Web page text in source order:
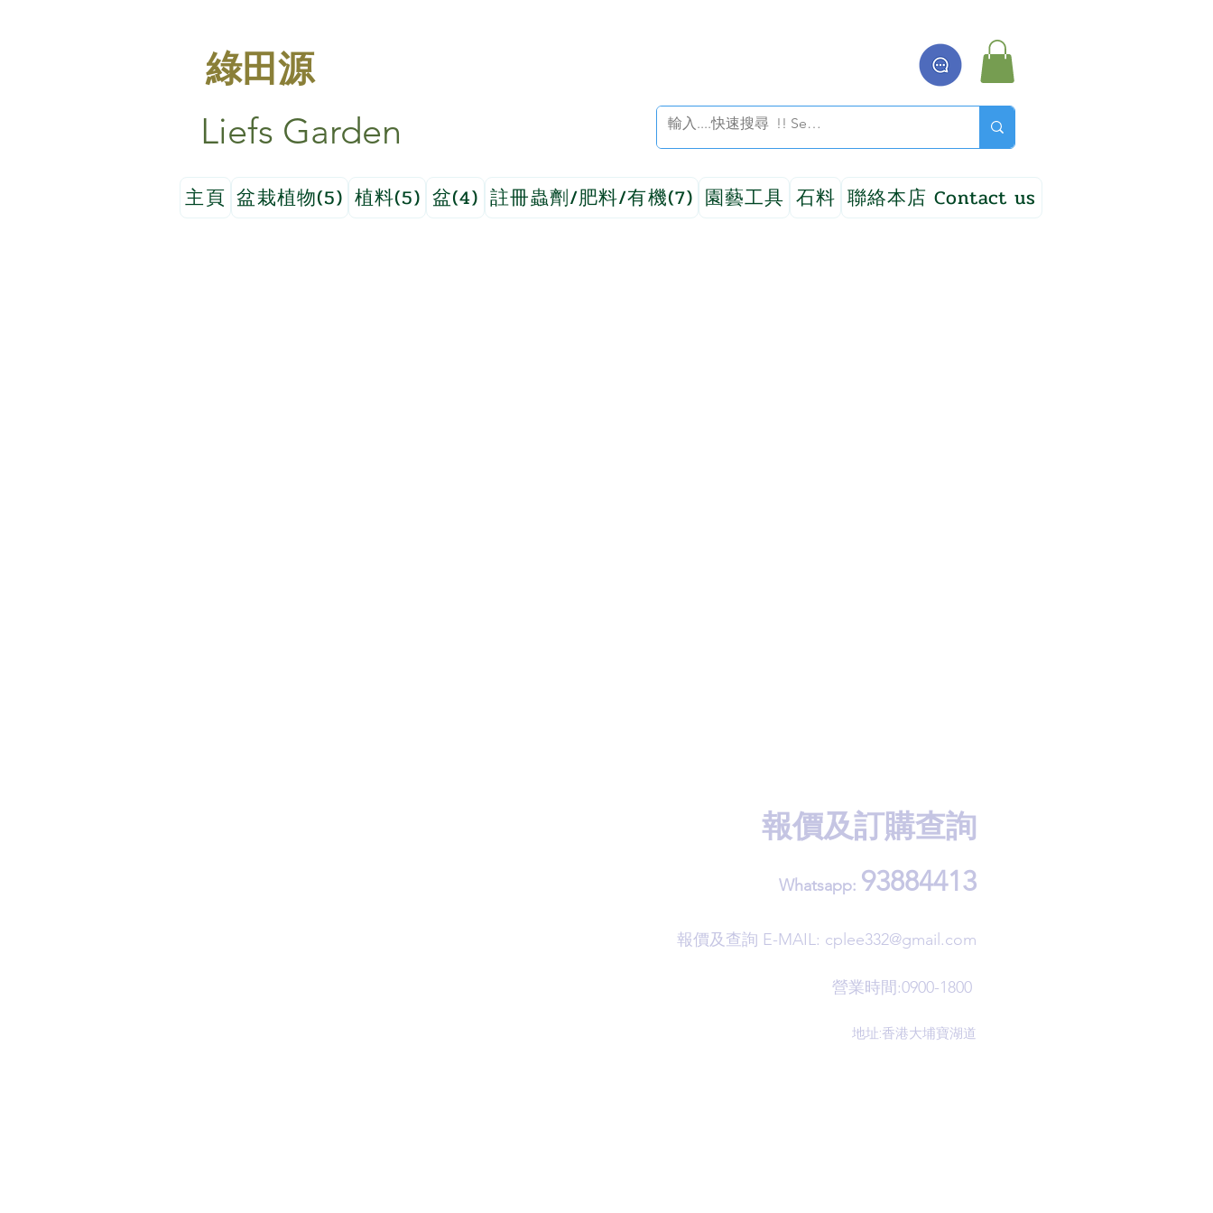
綠田源
Liefs Garden
主頁 盆栽植物(5) 植料(5) 盆(4) 註冊蟲劑/肥料/有機(7) 園藝工具 石料 聯絡本店 Contact us
報價及訂購查詢
Whatsapp: 93884413
​報價及查詢 E-MAIL: cplee332@gmail.com
營業時間:0900-1800
地址:香港大埔寶湖道